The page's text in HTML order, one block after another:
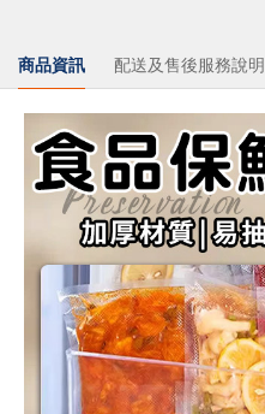
商品資訊 配送及售後服務說明